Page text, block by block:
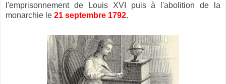
l'emprisonnement de Louis XVI puis à l'abolition de la
monarchie le 21 septembre 1792.